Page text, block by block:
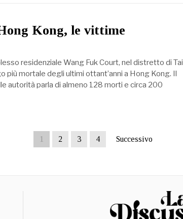
Kong, le vittime
residenziale Wang Fuk Court, nel distretto di Tai
più mortale degli ultimi ottant’anni a Hong Kong. Il
autorità parla di almeno 128 morti e circa 200
1 2 3 4 Successivo